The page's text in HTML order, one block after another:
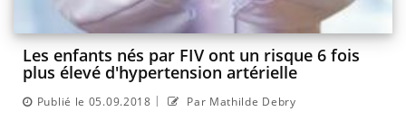
Les enfants nés par FIV ont un risque 6 fois
plus élevé d'hypertension artérielle
Publié le 05.09.2018 | Par Mathilde Debry